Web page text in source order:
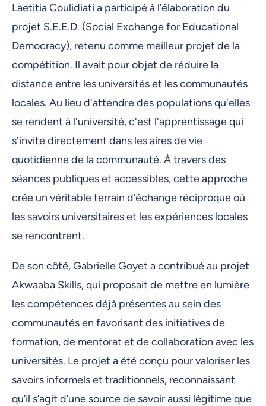
Laetitia Coulidiati a participé à l’élaboration du
projet S.E.E.D. (Social Exchange for Educational
Democracy), retenu comme meilleur projet de la
compétition. Il avait pour objet de réduire la
distance entre les universités et les communautés
locales. Au lieu d'attendre des populations qu'elles
se rendent à l'université, c'est l'apprentissage qui
s'invite directement dans les aires de vie
quotidienne de la communauté. À travers des
séances publiques et accessibles, cette approche
crée un véritable terrain d’échange réciproque où
les savoirs universitaires et les expériences locales
se rencontrent.
De son côté, Gabrielle Goyet a contribué au projet
Akwaaba Skills, qui proposait de mettre en lumière
les compétences déjà présentes au sein des
communautés en favorisant des initiatives de
formation, de mentorat et de collaboration avec les
universités. Le projet a été conçu pour valoriser les
savoirs informels et traditionnels, reconnaissant
qu’il s’agit d’une source de savoir aussi légitime que